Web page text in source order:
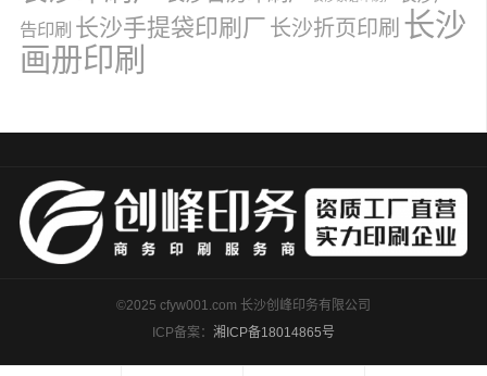
告印刷 长沙手提袋印刷厂 长沙折页印刷 长沙
画册印刷
©2025 cfyw001.com 长沙创峰印务有限公司
ICP备案： 湘ICP备18014865号